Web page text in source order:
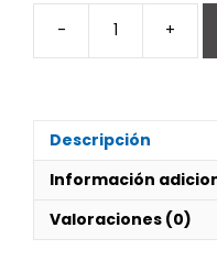
- +
Descripción
Información
Valoraciones (0)